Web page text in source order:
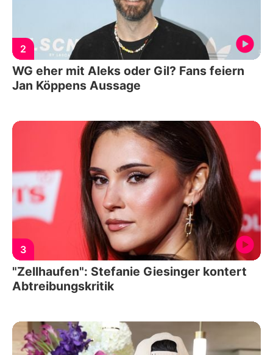
2
WG eher mit Aleks oder Gil? Fans feiern
Jan Köppens Aussage
3
"Zellhaufen": Stefanie Giesinger kontert
Abtreibungskritik